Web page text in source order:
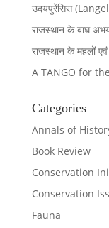
उदयपुरेंसिस
राजस्थान के बाघ
राजस्थान के महलों एवं
A TANGO for
Categories
Annals of
Book Review
Conservation
Conservation
Fauna